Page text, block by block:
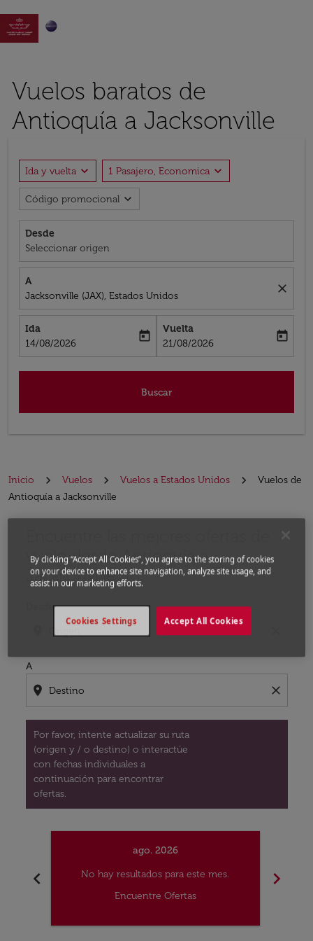

Vuelos baratos de
Antioquía a Jacksonville
Ida y vuelta expand_more 1 Pasajero, Economica expand_more
Código promocional expand_more
Desde
Seleccionar origen
A
Jacksonville (JAX), Estados Unidos
close
Ida
fc-booking-departure-date-aria-label
14/08/2026
today
Vuelta
fc-booking-return-date-aria-label
21/08/2026
today
Buscar
Inicio Vuelos Vuelos a Estados Unidos
Vuelos de
Antioquía a Jacksonville
vuelo desde Antioquía a
Jacksonville
Desde
A
location_on close
Por favor, intente actualizar su ruta
(origen y / o destino) o interactúe
con fechas individuales a
continuación para encontrar
ofertas.
chevron_left
ago. 2026
No hay resultados para este mes.
Encuentre Ofertas
chevron_right
By clicking “Accept All Cookies”, you agree to the storing of cookies
on your device to enhance site navigation, analyze site usage, and
assist in our marketing efforts.
Accept All Cookies
Cookies Settings